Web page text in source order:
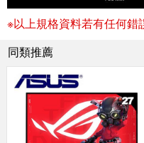
※以上規格資料若有任何錯
同類推薦